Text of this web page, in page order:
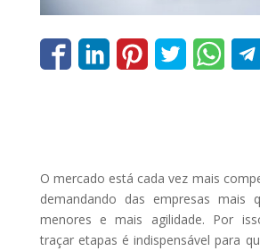
O mercado está cada vez mais
demandando das empresas mais
menores e mais agilidade. Por
traçar etapas é indispensável para